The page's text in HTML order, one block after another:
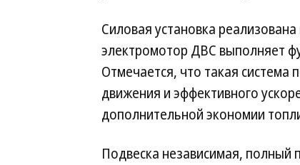
Силовая установка
электромотор ДВС выполняет
Отмечается, что такая система
движения и эффективного
дополнительной экономии
Подвеска независимая, полный